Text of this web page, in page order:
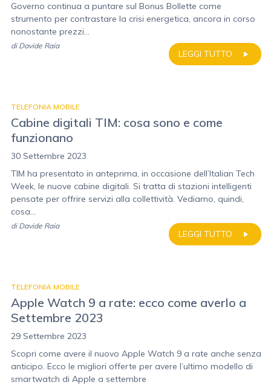
Governo continua a puntare sul Bonus Bollette come
strumento per contrastare la crisi energetica, ancora in corso
nonostante prezzi...
LEGGI TUTTO
di Davide Raia
TELEFONIA MOBILE
Cabine digitali TIM: cosa sono e come
funzionano
30 Settembre 2023
TIM ha presentato in anteprima, in occasione dell’Italian Tech
Week, le nuove cabine digitali. Si tratta di stazioni intelligenti
pensate per offrire servizi alla collettività. Vediamo, quindi,
cosa...
LEGGI TUTTO
di Davide Raia
TELEFONIA MOBILE
Apple Watch 9 a rate: ecco come averlo a
Settembre 2023
29 Settembre 2023
Scopri come avere il nuovo Apple Watch 9 a rate anche senza
anticipo. Ecco le migliori offerte per avere l’ultimo modello di
smartwatch di Apple a settembre